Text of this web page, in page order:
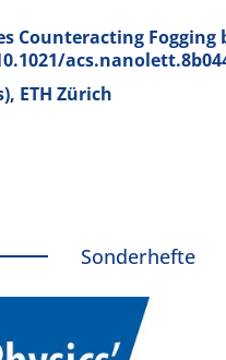
Counteracting Fogging
ETH Zürich
Sonderhefte